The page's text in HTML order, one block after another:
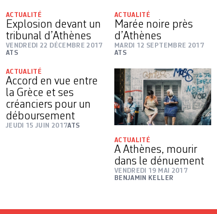
ACTUALITÉ
Explosion devant un
tribunal d’Athènes
VENDREDI 22 DÉCEMBRE 2017
ATS
ACTUALITÉ
Marée noire près
d’Athènes
MARDI 12 SEPTEMBRE 2017
ATS
ACTUALITÉ
Accord en vue entre
la Grèce et ses
créanciers pour un
déboursement
JEUDI 15 JUIN 2017ATS
ACTUALITÉ
A Athènes, mourir
dans le dénuement
VENDREDI 19 MAI 2017
BENJAMIN KELLER